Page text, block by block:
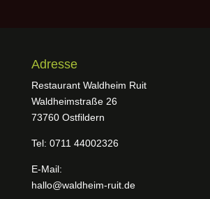
Adresse
Restaurant Waldheim Ruit
Waldheimstraße 26
73760 Ostfildern
Tel: 0711 44002326
E-Mail:
hallo@waldheim-ruit.de